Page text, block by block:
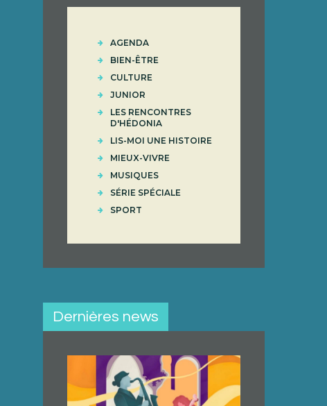
AGENDA
BIEN-ÊTRE
CULTURE
JUNIOR
LES RENCONTRES
D'HÉDONIA
LIS-MOI UNE HISTOIRE
MIEUX-VIVRE
MUSIQUES
SÉRIE SPÉCIALE
SPORT
Dernières news